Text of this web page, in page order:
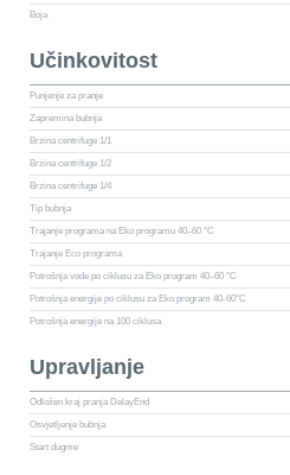
Boja
Učinkovitost
Punjenje za pranje
Zapremina bubnja
Brzina centrifuge 1/1
Brzina centrifuge 1/2
Brzina centrifuge 1/4
Tip bubnja
Trajanje programa na Eko programu 40–60 °C
Trajanje Eco programa
Potrošnja vode po ciklusu za Eko program 40–60 °C
Potrošnja energije po ciklusu za Eko program 40-60°C
Potrošnja energije na 100 ciklusa
Upravljanje
Odložen kraj pranja DelayEnd
Osvjetljenje bubnja
Start dugme